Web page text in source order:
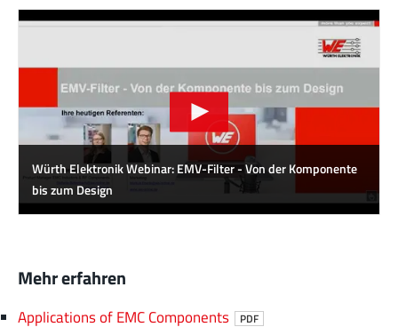
Würth Elektronik Webinar: EMV-Filter - Von der Komponente
bis zum Design
Mehr erfahren
Applications of EMC Components PDF